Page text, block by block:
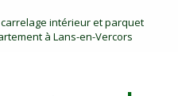
intérieur et parquet
à Lans-en-Vercors